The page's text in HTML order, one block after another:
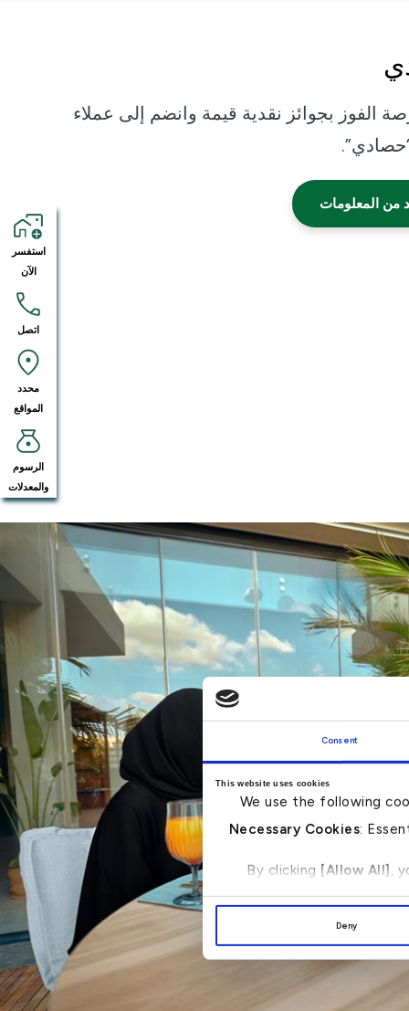
Consent
This website uses cookies
We use the following
Necessary Cookies:
By clicking [Allow All] ,
Deny
الفوز بجوائز نقدية قيمة وانضم إلى عملاء
من المعلومات
استفسر
الآن
اتصل
محدد
المواقع
الرسوم
والمعدلات